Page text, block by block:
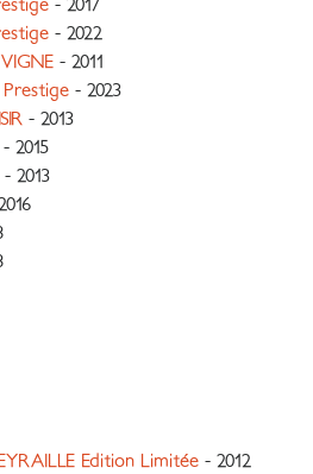
- 2017
- 2022
- 2011
- 2023
- 2013
- 2015
- 2013
Edition Limitée - 2012